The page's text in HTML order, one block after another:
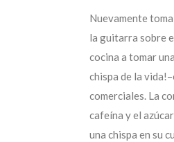
Nuevamente
la guitarra sobre
cocina a tomar
chispa de la
comerciales. La
cafeína y el
una chispa en su